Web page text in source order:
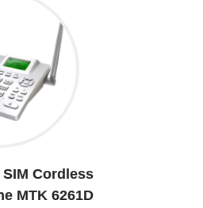
Cordless
MTK 6261D